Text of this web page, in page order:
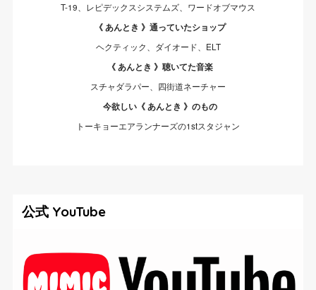
T-19、レピデックスシステムズ、ワードオブマウス
《 あんとき 》通っていたショップ
ヘクティック、ダイオード、ELT
《 あんとき 》聴いてた音楽
スチャダラパー、四街道ネーチャー
今欲しい《 あんとき 》のもの
トーキョーエアランナーズの1stスタジャン
公式 YouTube